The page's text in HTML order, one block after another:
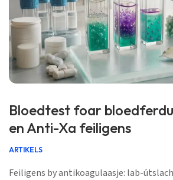
Bloedtest foar
en Anti-Xa feiligens
ARTIKELS
Feiligens by antikoagulaasje: lab-